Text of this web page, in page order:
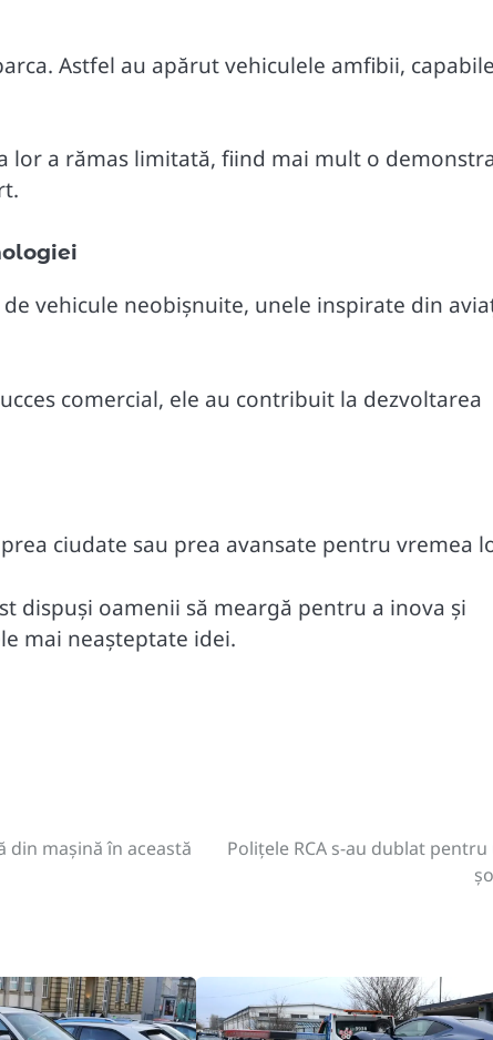
Astfel au apărut vehiculele amfibii,
lor a rămas limitată, fiind mai mult o
vehicule neobișnuite, unele inspirate din
comercial, ele au contribuit la dezvoltarea
ciudate sau prea avansate pentru vremea
dispuși oamenii să meargă pentru a inova și
mai neașteptate idei.
din mașină în această
Polițele RCA s-au dublat pentru